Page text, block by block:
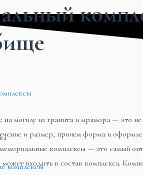
комплексы
могилу из гранита и мрамора — это не
и размер, причем форма и
комплексы — это самый
входить в состав комплекса.